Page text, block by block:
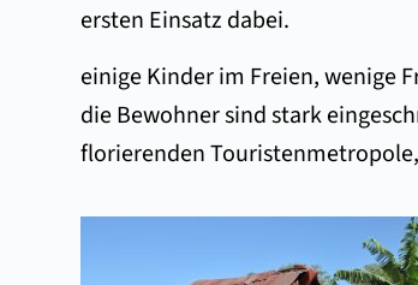
ersten Einsatz dabei.
einige Kinder im Freien, wenige
die Bewohner sind stark
florierenden